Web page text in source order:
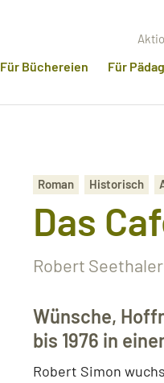
Für Büchereien Für
Roman Historisch
Das
Robert Seethaler
Wünsche,
bis 1976 in
Robert Simon